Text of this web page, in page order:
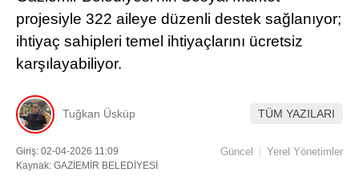
WhatsApp İhbar Hattı
POLITIKA
SAĞLIK
SPOR
DIĞER
projesiyle 322 aileye düzenli destek sağlanıyor;
ihtiyaç sahipleri temel ihtiyaçlarını ücretsiz
karşılayabiliyor.
Tuğkan Üsküp TÜM YAZILARI
Giriş: 02-04-2026 11:09
Kaynak: GAZİEMİR BELEDİYESİ
Güncel Yerel Yönetimler